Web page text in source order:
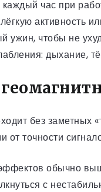
час при
активность
ужин, чтобы не
дыхание,
без заметных
точности
обычно
с